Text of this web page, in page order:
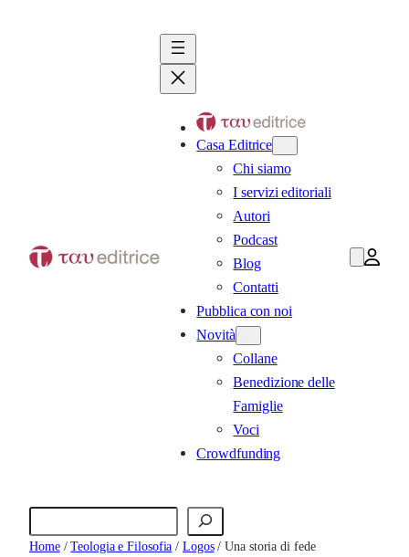
Casa Editrice
Chi siamo
I servizi editoriali
Autori
Podcast
Blog
Contatti
Pubblica con noi
Novità
Collane
Benedizione delle
Famiglie
Voci
Crowdfunding
Home/Teologia e Filosofia /Logos/ Una storia di fede